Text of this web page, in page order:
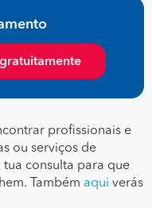
profissionais e
ou serviços de
tua consulta para que
Também aqui verás